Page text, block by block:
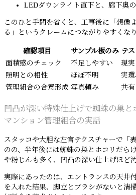
LEDダウンライト直下と、廊下奥
このひと手間を省くと、工事後に「想像
る」というクレームにつながりやすくなり
確認項目 サンプル板のみ テ
面積感のチェック
不足しやすい
現
照明との相性
ほぼ不明
実環
管理組合の合意形成 写真頼み 共
凹凸が深い特殊仕上げで蜘蛛の巣
マンション管理組合の実話
スタッコや大胆な左官テクスチャーで「
のの、半年後には蜘蛛の巣とホコリだら
や粉じんも多く、凹凸の深い仕上げほど
実際にあったのは、エントランスの天井
を入れた結果、脚立とブラシがないと清